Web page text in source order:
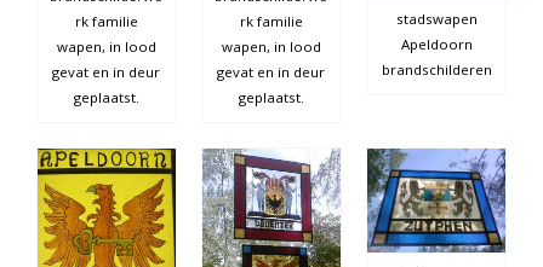
rk familie
wapen, in lood
gevat en in deur
geplaatst.
rk familie
wapen, in lood
gevat en in deur
geplaatst.
stadswapen
Apeldoorn
brandschilderen